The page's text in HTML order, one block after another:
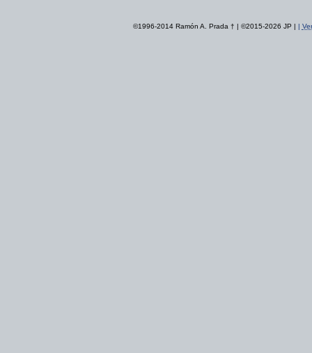
©1996-2014 Ramón A. Prada † | ©2015-2026 JP | |